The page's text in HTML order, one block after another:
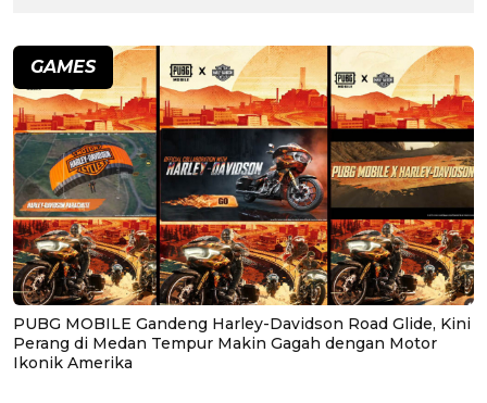
GAMES
PUBG MOBILE Gandeng Harley-Davidson Road Glide, Kini
Perang di Medan Tempur Makin Gagah dengan Motor
Ikonik Amerika